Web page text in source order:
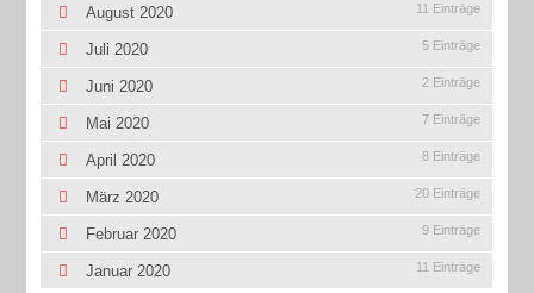
August 2020 11 Einträge
Juli 2020 5 Einträge
Juni 2020 2 Einträge
Mai 2020 7 Einträge
April 2020 8 Einträge
März 2020 20 Einträge
Februar 2020 9 Einträge
Januar 2020 11 Einträge